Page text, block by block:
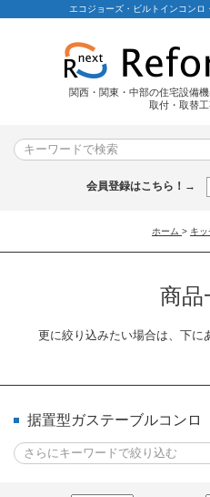
エコジョーズ・ビルトインコン
関西・関東・中部の住宅設備
取付・取替工
会員登録はこちら！→
ホーム > キッ
商品
更に絞り込みたい場合は、下に
据置型ガステーブルコンロ